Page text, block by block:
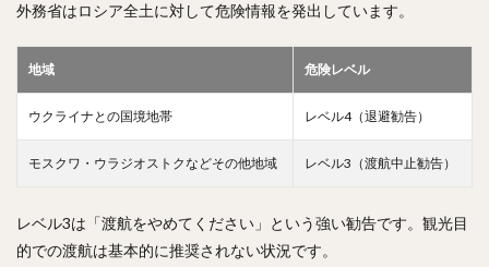
外務省はロシア全土に対して危険情報を発出しています。
地域 危険レベル
ウクライナとの国境地帯 レベル4（退避勧告）
モスクワ・ウラジオストクなどその他地域 レベル3（渡航中止勧告）
レベル3は「渡航をやめてください」という強い勧告です。観光目
的での渡航は基本的に推奨されない状況です。